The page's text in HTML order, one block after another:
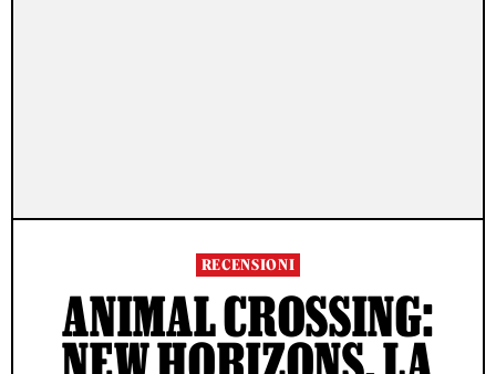
RECENSIONI
ANIMAL CROSSING: